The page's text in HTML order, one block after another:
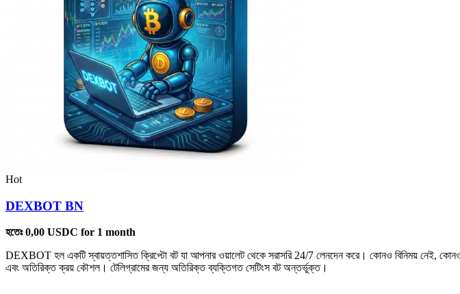
Hot
DEXBOT BN
হতেঃ0,00 USDC for 1 month
DEXBOT হল একটি স্বায়ত্তশাসিত ক্রিপ্টো বট যা আপনার ওয়ালেট থেকে সরাসরি 24/7 লেনদেন করে। কোনও বিনিময় নেই,
এবং অতিরিক্ত ক্রয় কৌশল। টেলিগ্রামের জন্য অতিরিক্ত ব্যক্তিগত সেটিংস বট অন্তর্ভুক্ত।